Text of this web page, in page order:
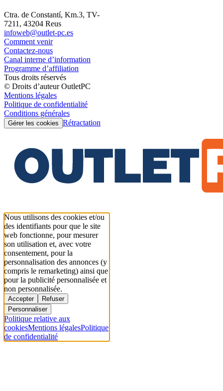
Ctra. de Constantí, Km.3, TV-
7211, 43204 Reus
infoweb@outlet-pc.es
Comment venir
Contactez-nous
Canal interne d’information
Programme d’affiliation
Tous droits réservés
© Droits d’auteur OutletPC
Mentions légales
Politique de confidentialité
Conditions générales
Gérer les cookies Rétractation
Nous utilisons des cookies et/ou
des identifiants pour que le site
web fonctionne, pour mesurer
son utilisation et, avec votre
consentement, pour la
personnalisation des annonces (y
compris le remarketing) ainsi que
pour la publicité personnalisée et
non personnalisée.
Accepter
Refuser
Personnaliser
Politique relative aux
cookiesMentions légalesPolitique
de confidentialité